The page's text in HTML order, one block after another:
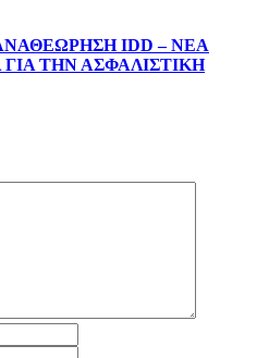
IDD – ΝΕΑ
ΤΗΝ ΑΣΦΑΛΙΣΤΙΚΗ